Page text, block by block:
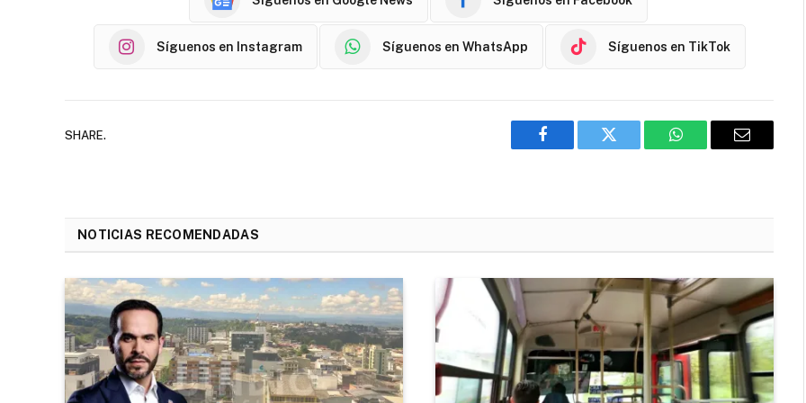
Síguenos en Instagram Síguenos en WhatsApp Síguenos en TikTok
SHARE.
Facebook Twitter WhatsAppEmail
NOTICIAS RECOMENDADAS